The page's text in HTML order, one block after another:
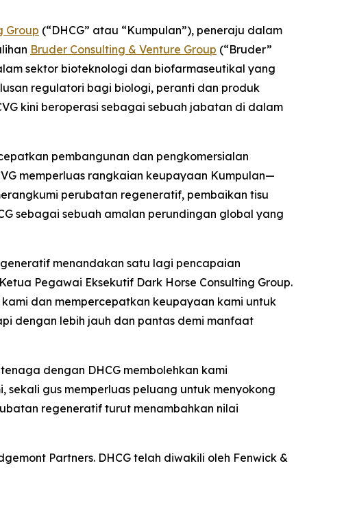
Group (“DHCG” atau “Kumpulan”), peneraju dalam
Bruder Consulting & Venture Group (“Bruder”
sektor bioteknologi dan biofarmaseutikal yang
regulatori bagi biologi, peranti dan produk
kini beroperasi sebagai sebuah jabatan di dalam
pembangunan dan pengkomersialan
memperluas rangkaian keupayaan Kumpulan—
perubatan regeneratif, pembaikan tisu
sebagai sebuah amalan perundingan global yang
menandakan satu lagi pencapaian
Pegawai Eksekutif Dark Horse Consulting Group.
dan mempercepatkan keupayaan kami untuk
dengan lebih jauh dan pantas demi manfaat
dengan DHCG membolehkan kami
gus memperluas peluang untuk menyokong
regeneratif turut menambahkan nilai
Partners. DHCG telah diwakili oleh Fenwick &